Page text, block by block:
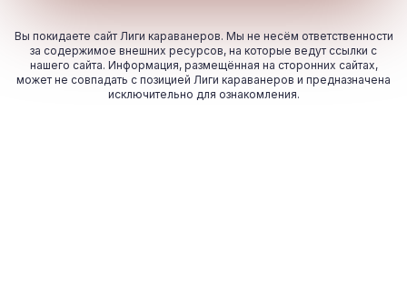
Вы покидаете сайт Лиги караванеров. Мы не несём ответственности
за содержимое внешних ресурсов, на которые ведут ссылки с
нашего сайта. Информация, размещённая на сторонних сайтах,
может не совпадать с позицией Лиги караванеров и предназначена
исключительно для ознакомления.